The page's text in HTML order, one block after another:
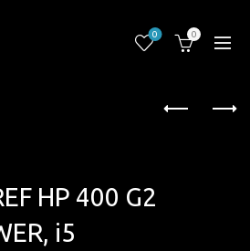
0 0
HP 400 G2
i5